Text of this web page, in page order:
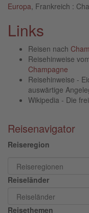
Europa , Frankreich :
Links
Reisen nach
Reisehinweise
Champagne
Reisehinweise -
auswärtige
Wikipedia - Die
Reisenavigator
Reiseregion
Reiseländer
Reisethemen